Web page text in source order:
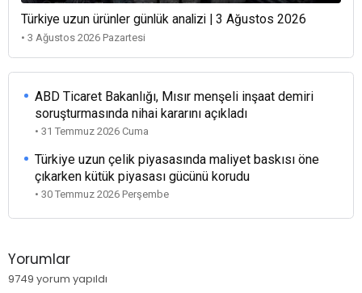
Türkiye uzun ürünler günlük analizi | 3 Ağustos 2026
• 3 Ağustos 2026 Pazartesi
ABD Ticaret Bakanlığı, Mısır menşeli inşaat demiri
soruşturmasında nihai kararını açıkladı
• 31 Temmuz 2026 Cuma
Türkiye uzun çelik piyasasında maliyet baskısı öne
çıkarken kütük piyasası gücünü korudu
• 30 Temmuz 2026 Perşembe
Yorumlar
9749 yorum yapıldı